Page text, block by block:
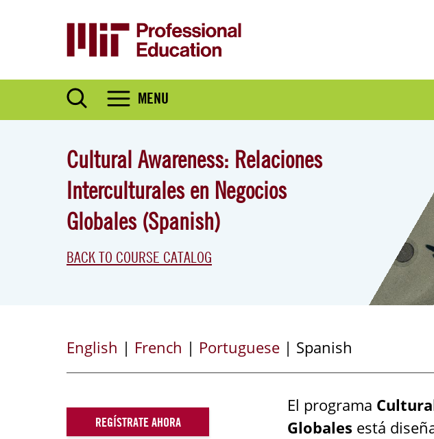
MENU
Cultural Awareness: Relaciones
Interculturales en Negocios
Globales (Spanish)
BACK TO COURSE CATALOG
English | French | Portuguese | Spanish
REGÍSTRATE AHORA
El programa
Globales está